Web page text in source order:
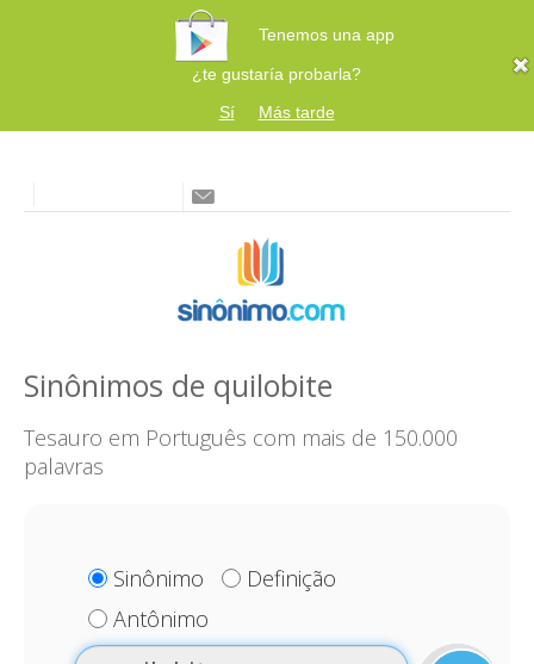
Tenemos una app
¿te gustaría probarla?
Sí
Más tarde
Sinônimos de quilobite
Tesauro em Português com mais de 150.000
palavras
Sinônimo
Definição
Antônimo